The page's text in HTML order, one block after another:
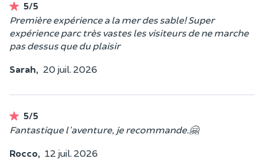
5/5
Première expérience a la mer des sable! Super
expérience parc très vastes les visiteurs de ne marche
pas dessus que du plaisir
Sarah, 20 juil. 2026
5/5
Fantastique l'aventure, je recommande.🤗
Rocco, 12 juil. 2026